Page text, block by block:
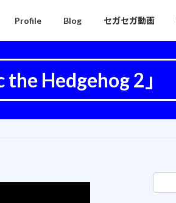
Profile Blog セガセガ動画
Hedgehog 2」